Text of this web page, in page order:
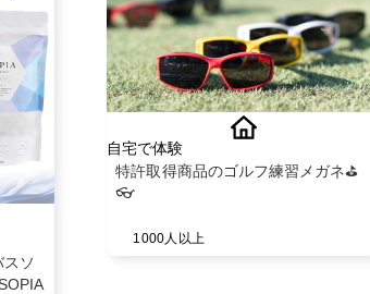
ソ
自宅で体験
特許取得商品のゴルフ練習メガネ⛳️
👓
1000人以上